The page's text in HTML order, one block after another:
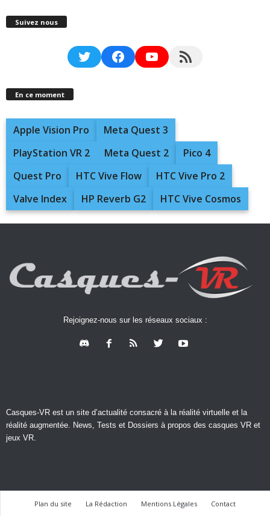
Suivez nous
TwitterFacebookYouTubeRSS Feed
En ce moment
Apple Vision Pro
Meta Quest 3
PlayStation VR 2
Meta Quest 2
Pico 4
Quest Pro
HTC Vive Flow
HTC Vive Pro 2
Valve Index
HP Reverb G2 HTC Vive Cosmos
Rejoignez-nous sur les réseaux sociaux :
Casques-VR est un site d’actualité consacré à la réalité virtuelle et la
réalité augmentée. News, Tests et Dossiers à propos des casques VR et
jeux VR.
Plan du site La Rédaction Mentions Légales Contact